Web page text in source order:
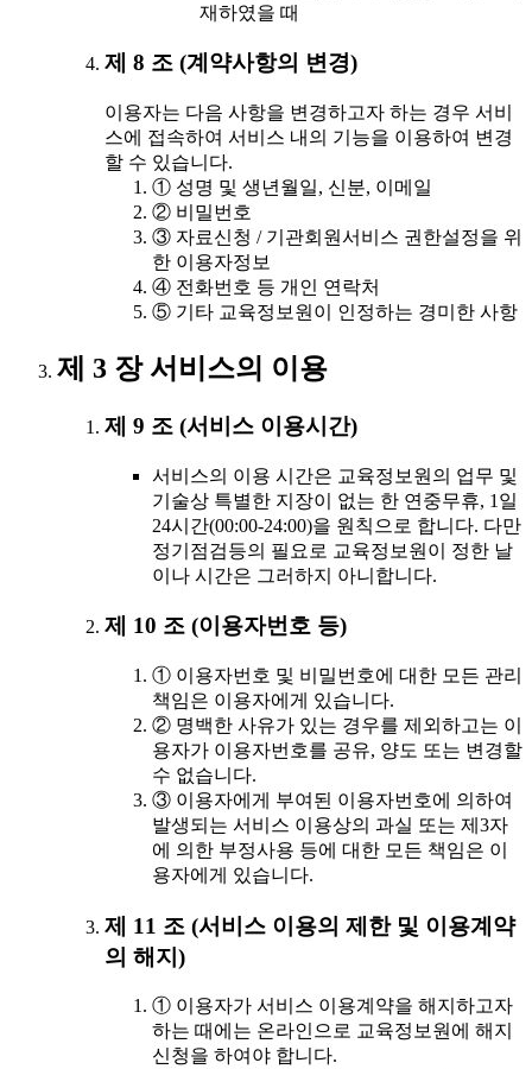
재하였을 때
제 8 조 (계약사항의 변경)
이용자는 다음 사항을 변경하고자 하는 경우 서비
스에 접속하여 서비스 내의 기능을 이용하여 변경
할 수 있습니다.
① 성명 및 생년월일, 신분, 이메일
② 비밀번호
③ 자료신청 / 기관회원서비스 권한설정을 위
한 이용자정보
④ 전화번호 등 개인 연락처
⑤ 기타 교육정보원이 인정하는 경미한 사항
제 3 장 서비스의 이용
제 9 조 (서비스 이용시간)
서비스의 이용 시간은 교육정보원의 업무 및
기술상 특별한 지장이 없는 한 연중무휴, 1일
24시간(00:00-24:00)을 원칙으로 합니다. 다만
정기점검등의 필요로 교육정보원이 정한 날
이나 시간은 그러하지 아니합니다.
제 10 조 (이용자번호 등)
① 이용자번호 및 비밀번호에 대한 모든 관리
책임은 이용자에게 있습니다.
② 명백한 사유가 있는 경우를 제외하고는 이
용자가 이용자번호를 공유, 양도 또는 변경할
수 없습니다.
③ 이용자에게 부여된 이용자번호에 의하여
발생되는 서비스 이용상의 과실 또는 제3자
에 의한 부정사용 등에 대한 모든 책임은 이
용자에게 있습니다.
제 11 조 (서비스 이용의 제한 및 이용계약
의 해지)
① 이용자가 서비스 이용계약을 해지하고자
하는 때에는 온라인으로 교육정보원에 해지
신청을 하여야 합니다.